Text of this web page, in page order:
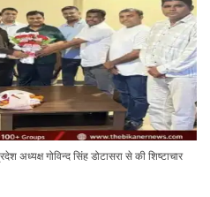
अध्यक्ष गोविन्द सिंह डोटासरा से की शिष्टाचार